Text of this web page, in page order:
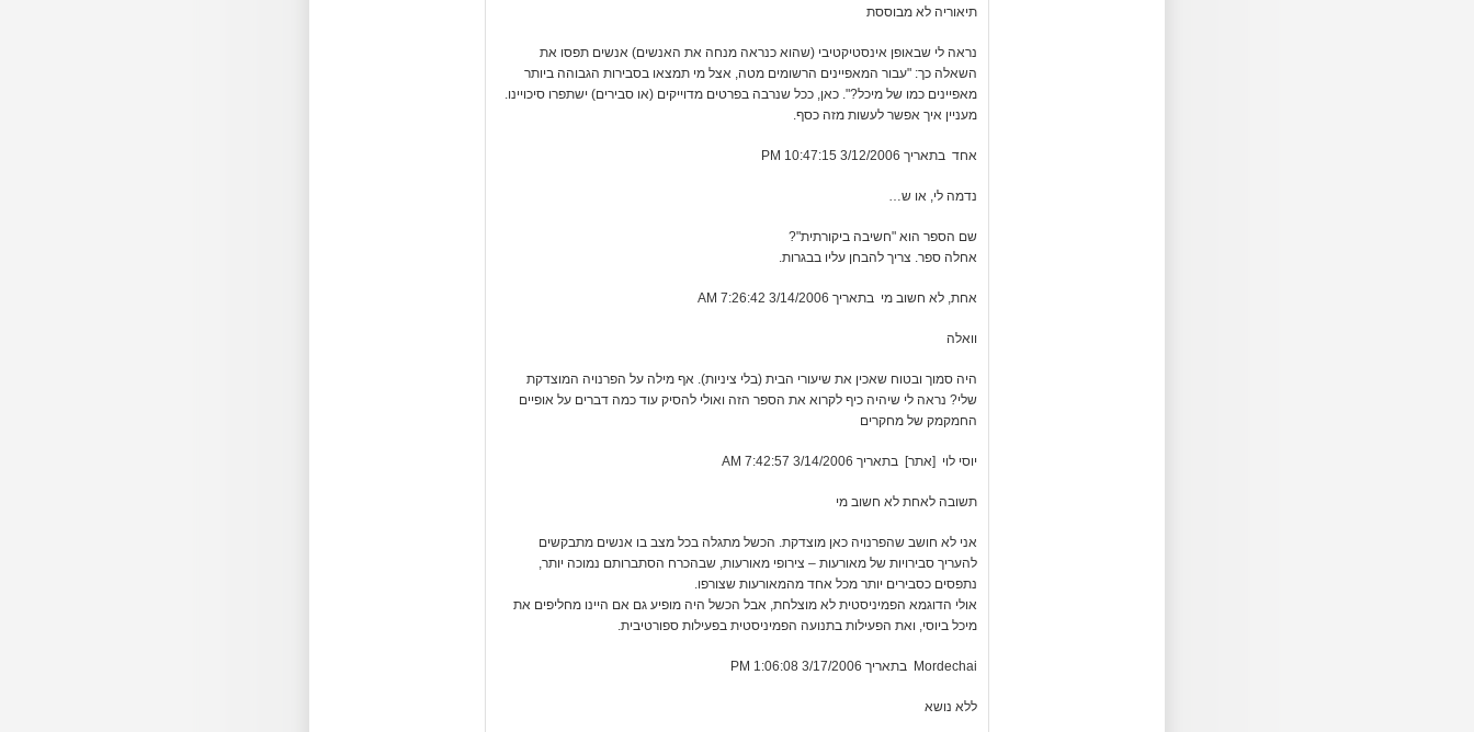
תיאוריה לא מבוססת
נראה לי שבאופן אינסטיקטיבי (שהוא כנראה מנחה את האנשים) אנשים תפסו את
השאלה כך: "עבור המאפיינים הרשומים מטה, אצל מי תמצאו בסבירות הגבוהה ביותר
מאפיינים כמו של מיכל?". כאן, ככל שנרבה בפרטים מדוייקים (או סבירים) ישתפרו סיכויינו.
מעניין איך אפשר לעשות מזה כסף.
אחד בתאריך 3/12/2006 10:47:15 PM
נדמה לי, או ש…
שם הספר הוא "חשיבה ביקורתית"?
אחלה ספר. צריך להבחן עליו בבגרות.
אחת, לא חשוב מי בתאריך 3/14/2006 7:26:42 AM
וואלה
היה סמוך ובטוח שאכין את שיעורי הבית (בלי ציניות). אף מילה על הפרנויה המוצדקת
שלי? נראה לי שיהיה כיף לקרוא את הספר הזה ואולי להסיק עוד כמה דברים על אופיים
החמקמק של מחקרים
יוסי לוי [אתר] בתאריך 3/14/2006 7:42:57 AM
תשובה לאחת לא חשוב מי
אני לא חושב שהפרנויה כאן מוצדקת. הכשל מתגלה בכל מצב בו אנשים מתבקשים
להעריך סבירויות של מאורעות – צירופי מאורעות, שבהכרח הסתברותם נמוכה יותר,
נתפסים כסבירים יותר מכל אחד מהמאורעות שצורפו.
אולי הדוגמא הפמיניסטית לא מוצלחת, אבל הכשל היה מופיע גם אם היינו מחליפים את
מיכל ביוסי, ואת הפעילות בתנועה הפמיניסטית בפעילות ספורטיבית.
Mordechai בתאריך 3/17/2006 1:06:08 PM
ללא נושא